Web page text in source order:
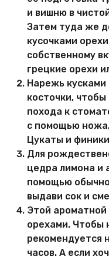
и вишню в
Затем туда же
кусочками
собственному
грецкие орехи
Нарежь кусками
косточки,
похода к
с помощью
Цукаты и
Для
цедра лимона и
помощью
выдави сок и
Этой ароматной
орехами. Чтобы
рекомендуется
часов. А если